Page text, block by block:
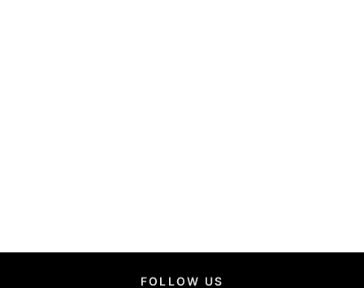
FOLLOW US